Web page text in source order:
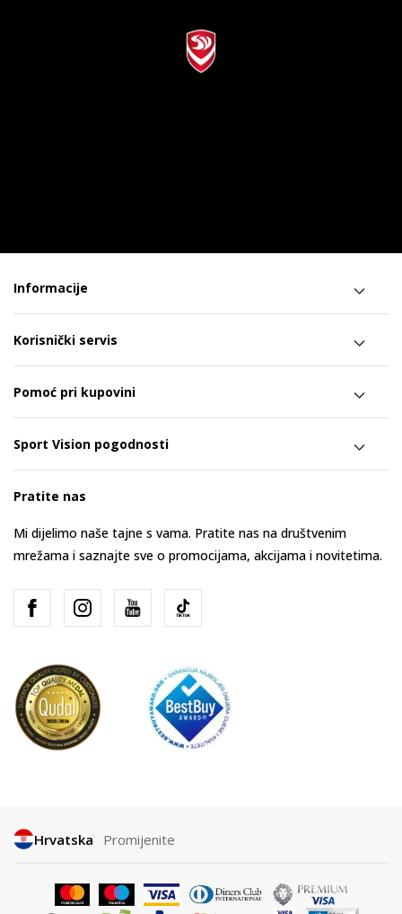
Informacije
Korisnički servis
Pomoć pri kupovini
Sport Vision pogodnosti
Pratite nas
Mi dijelimo naše tajne s vama. Pratite nas na društvenim
mrežama i saznajte sve o promocijama, akcijama i novitetima.
Hrvatska Promijenite